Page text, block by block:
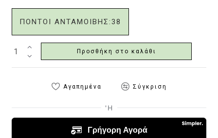
ΠΟΝΤΟΙ ΑΝΤΑΜΟΙΒΗΣ:38
Προσθήκη στο καλάθι
Αγαπημένα Σύγκριση